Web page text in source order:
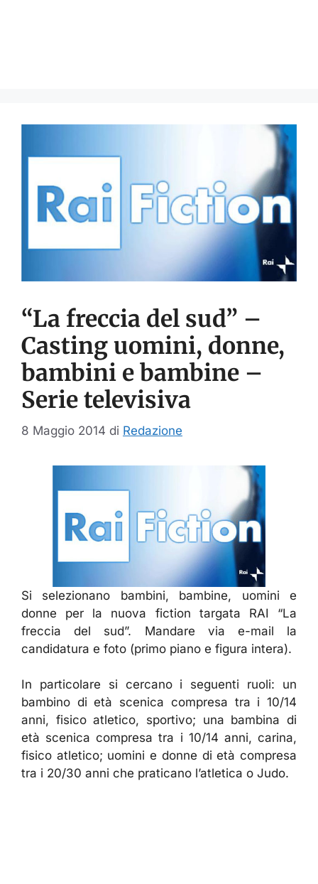
“La freccia del sud” –
Casting uomini, donne,
bambini e bambine –
Serie televisiva
8 Maggio 2014 di Redazione
Si selezionano bambini, bambine, uomini e
donne per la nuova fiction targata RAI “La
freccia del sud”. Mandare via e-mail la
candidatura e foto (primo piano e figura intera).
In particolare si cercano i seguenti ruoli: un
bambino di età scenica compresa tra i 10/14
anni, fisico atletico, sportivo; una bambina di
età scenica compresa tra i 10/14 anni, carina,
fisico atletico; uomini e donne di età compresa
tra i 20/30 anni che praticano l’atletica o Judo.